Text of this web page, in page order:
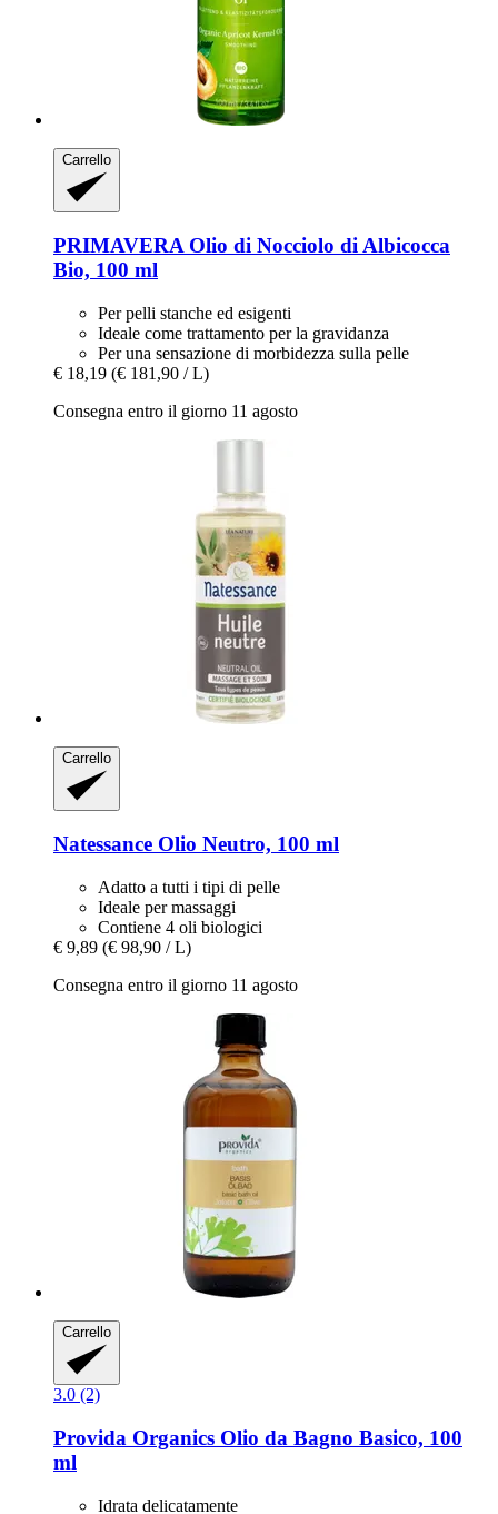
Carrello
PRIMAVERA Olio di Nocciolo di Albicocca
Bio, 100 ml
Per pelli stanche ed esigenti
Ideale come trattamento per la gravidanza
Per una sensazione di morbidezza sulla pelle
€ 18,19 (€ 181,90 / L)
Consegna entro il giorno 11 agosto
Carrello
Natessance Olio Neutro, 100 ml
Adatto a tutti i tipi di pelle
Ideale per massaggi
Contiene 4 oli biologici
€ 9,89 (€ 98,90 / L)
Consegna entro il giorno 11 agosto
Carrello
3.0 (2)
Provida Organics Olio da Bagno Basico, 100
ml
Idrata delicatamente